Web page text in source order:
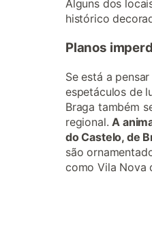
Alguns dos
histórico
Planos
Se está a
espetáculos de
Braga também
regional. A
do Castelo, de
são
como Vila Nova